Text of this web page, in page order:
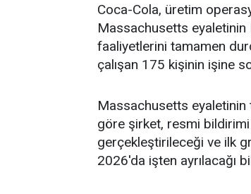
Coca-Cola, üretim
Massachusetts
faaliyetlerini tamamen
çalışan 175 kişinin işine
Massachusetts eyaletinin
göre şirket, resmi bildirimi
gerçekleştirileceği ve ilk
2026'da işten ayrılacağı